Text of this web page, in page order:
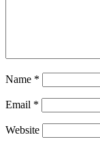
Name *
Email *
Website